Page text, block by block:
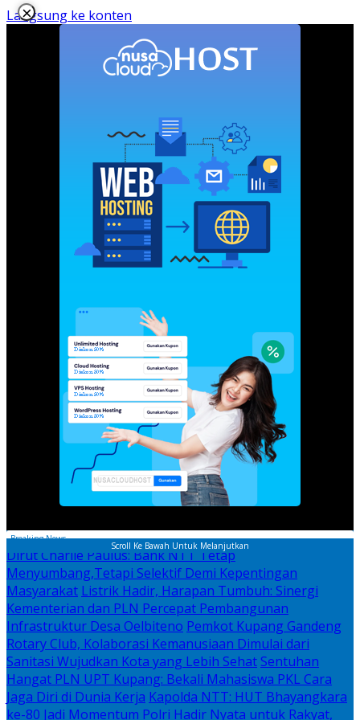
Langsung ke konten
×
Scroll Ke Bawah Untuk Melanjutkan
Breaking News
Dirut Charlie Paulus: Bank NTT Tetap
Menyumbang,Tetapi Selektif Demi Kepentingan
Masyarakat Listrik Hadir, Harapan Tumbuh: Sinergi
Kementerian dan PLN Percepat Pembangunan
Infrastruktur Desa Oelbiteno Pemkot Kupang Gandeng
Rotary Club, Kolaborasi Kemanusiaan Dimulai dari
Sanitasi Wujudkan Kota yang Lebih Sehat Sentuhan
Hangat PLN UPT Kupang: Bekali Mahasiswa PKL Cara
Jaga Diri di Dunia Kerja Kapolda NTT: HUT Bhayangkara
ke-80 Jadi Momentum Polri Hadir Nyata untuk Rakyat,